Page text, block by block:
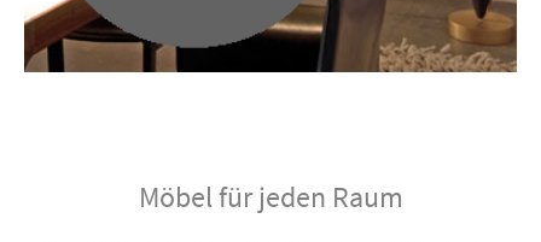
Möbel für jeden Raum